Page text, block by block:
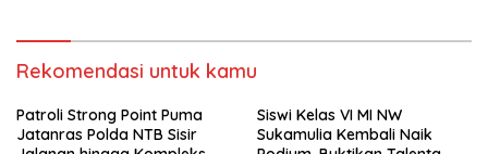
Rekomendasi untuk kamu
Patroli Strong Point Puma
Jatanras Polda NTB Sisir
Siswi Kelas VI MI NW
Sukamulia Kembali Naik